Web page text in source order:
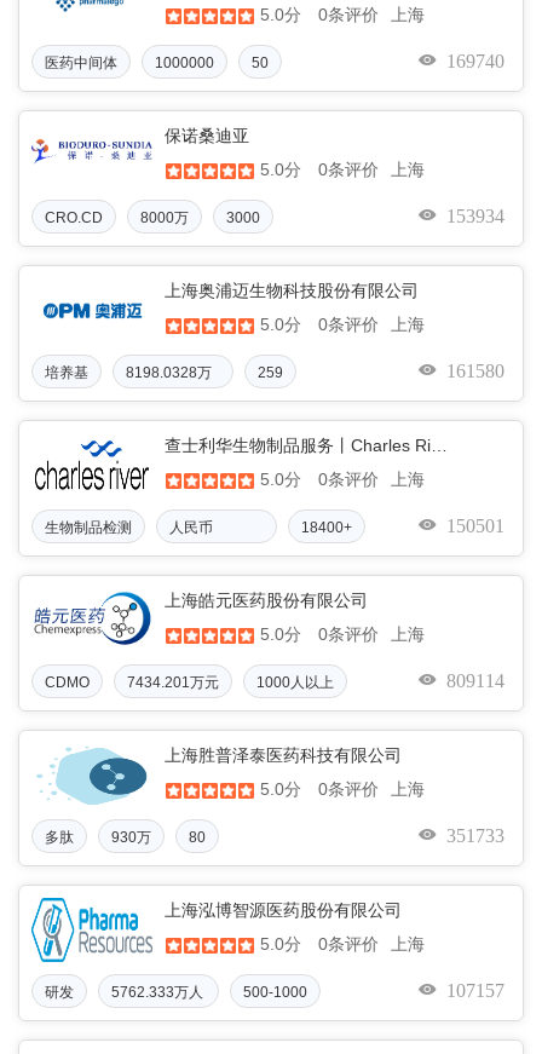
5.0分
0条评价 上海
医药中间体 1000000 50 169740
保诺桑迪亚
5.0分
0条评价 上海
CRO.CD 8000万 3000 153934
上海奥浦迈生物科技股份有限公司
5.0分
0条评价 上海
培养基
8198.0328万
元人民币
259 161580
5.0分
0条评价 上海
生物制品检测
人民币
1470.0000万
18400+ 150501
上海皓元医药股份有限公司
5.0分
0条评价 上海
CDMO 7434.201万元 1000人以上 809114
上海胜普泽泰医药科技有限公司
5.0分
0条评价 上海
多肽 930万 80 351733
上海泓博智源医药股份有限公司
5.0分
0条评价 上海
研发
5762.333万人
民币
500-1000 107157